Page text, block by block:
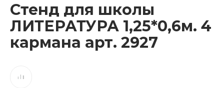
Стенд для школы
ЛИТЕРАТУРА 1,25*0,6м. 4
кармана арт. 2927